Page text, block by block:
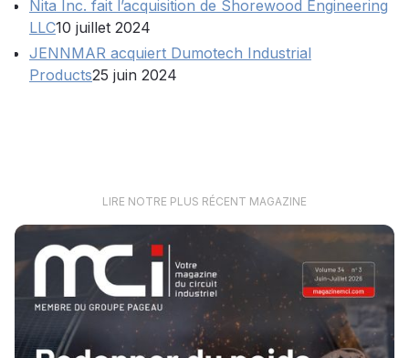
Nita Inc. fait l’acquisition de Shorewood Engineering
LLC10 juillet 2024
JENNMAR acquiert Dumotech Industrial
Products25 juin 2024
LIRE NOTRE PLUS RÉCENT MAGAZINE